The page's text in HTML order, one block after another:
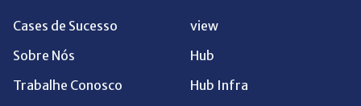
Cases de Sucesso
Sobre Nós
Trabalhe Conosco
view
Hub
Hub Infra